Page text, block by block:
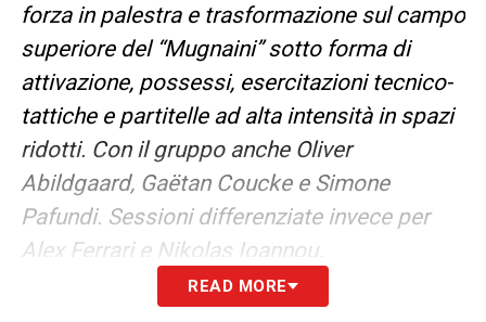
forza in palestra e trasformazione sul campo
superiore del “Mugnaini” sotto forma di
attivazione, possessi, esercitazioni tecnico-
tattiche e partitelle ad alta intensità in spazi
ridotti. Con il gruppo anche Oliver
Abildgaard, Gaëtan Coucke e Simone
Pafundi. Sessioni differenziate invece per
Alex Ferrari e Nikolas Ioannou.
. Intanto gli esami strumentali a cui si
READ MORE